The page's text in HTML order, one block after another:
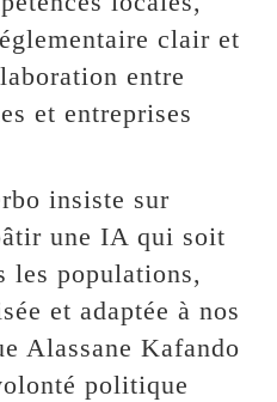
clair et
entre
et entreprises
insiste sur
une IA qui soit
les populations,
et adaptée à nos
Alassane Kafando
politique